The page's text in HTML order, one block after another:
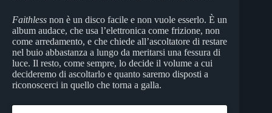
Faithless non è un disco facile e non vuole esserlo. È un
album audace, che usa l’elettronica come frizione, non
come arredamento, e che chiede all’ascoltatore di restare
nel buio abbastanza a lungo da meritarsi una fessura di
luce. Il resto, come sempre, lo decide il volume a cui
decideremo di ascoltarlo e quanto saremo disposti a
riconoscerci in quello che torna a galla.